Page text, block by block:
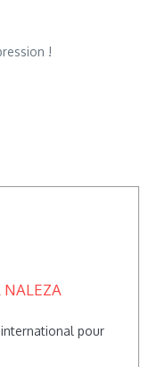
!
NALEZA
pour